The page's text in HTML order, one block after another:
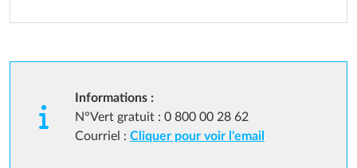
Informations :
N°Vert gratuit : 0 800 00 28 62
Courriel : Cliquer pour voir l'email